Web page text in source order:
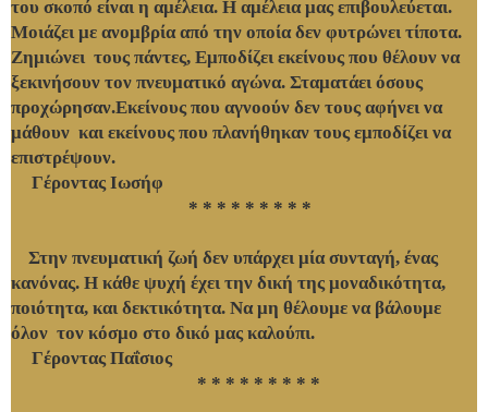
του σκοπό είναι η αμέλεια. Η αμέλεια μας επιβουλεύεται.
Μοιάζει με ανομβρία από την oποία δεν φυτρώνει τίποτα.
Ζημιώνει τους πάντες, Εμποδίζει εκείνους που θέλουν να
ξεκινήσουν τον πνευματικό αγώνα. Σταματάει όσους
προχώρησαν.Εκείνους που αγνοούν δεν τους αφήνει να
μάθουν και εκείνους που πλανήθηκαν τους εμποδίζει να
επιστρέψουν.
Γέροντας Ιωσήφ
* * * * * * * * *
Στην πνευματική ζωή δεν υπάρχει μία συνταγή, ένας
κανόνας. Η κάθε ψυχή έχει την δική της μοναδικότητα,
ποιότητα, και δεκτικότητα. Να μη θέλουμε να βάλουμε
όλον τον κόσμο στο δικό μας καλούπι.
Γέροντας Παΐσιος
* * * * * * * * *